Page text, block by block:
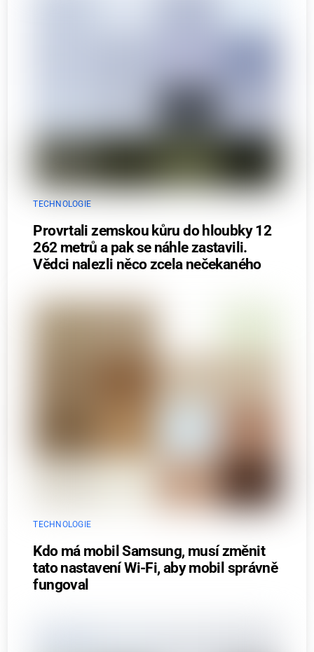
TECHNOLOGIE
Provrtali zemskou kůru do hloubky 12
262 metrů a pak se náhle zastavili.
Vědci nalezli něco zcela nečekaného
TECHNOLOGIE
Kdo má mobil Samsung, musí změnit
tato nastavení Wi-Fi, aby mobil správně
fungoval